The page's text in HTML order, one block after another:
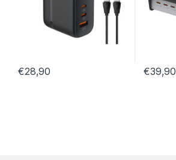
€28,90 €39,90